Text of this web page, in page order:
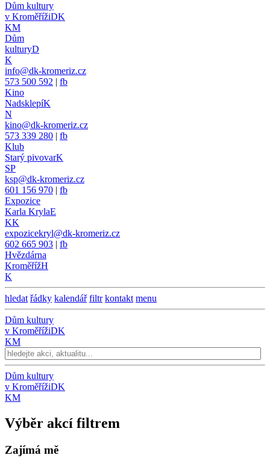
Dům kultury
v KroměřížiDK
KM
Dům
kulturyD
K
info@dk-kromeriz.cz
573 500 592 | fb
Kino
NadsklepíK
N
kino@dk-kromeriz.cz
573 339 280 | fb
Klub
Starý pivovarK
SP
ksp@dk-kromeriz.cz
601 156 970 | fb
Expozice
Karla KrylaE
KK
expozicekryl@dk-kromeriz.cz
602 665 903 | fb
Hvězdárna
KroměřížH
K
hledat řádky kalendář filtr kontakt menu
Dům kultury
v KroměřížiDK
KM
Dům kultury
v KroměřížiDK
KM
Výběr akcí filtrem
Zajímá mě